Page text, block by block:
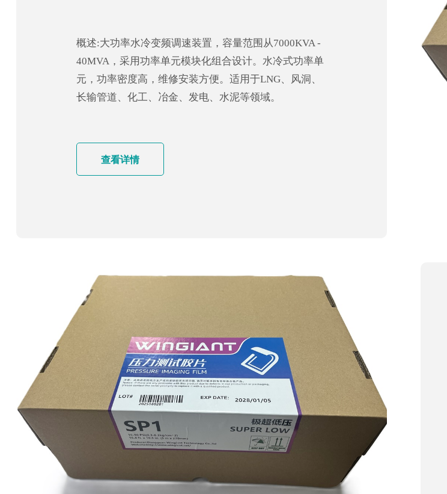
概述:大功率水冷变频调速装置，容量范围从7000KVA -
40MVA，采用功率单元模块化组合设计。水冷式功率单
元，功率密度高，维修安装方便。适用于LNG、风洞、
长输管道、化工、冶金、发电、水泥等领域。
查看详情